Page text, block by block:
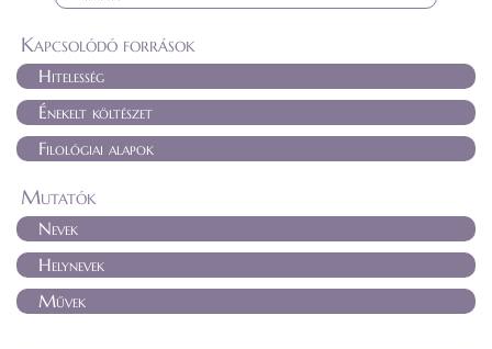
Kapcsolódó források
Hitelesség
Énekelt költészet
Filológiai alapok
Mutatók
Nevek
Helynevek
Művek